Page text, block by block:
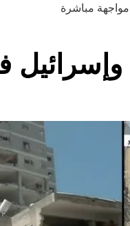
مواجهة مباشرة